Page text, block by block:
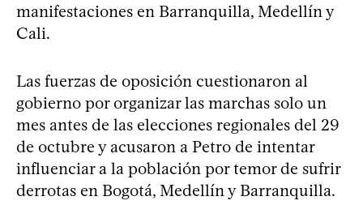
manifestaciones en Barranquilla, Medellín y
Cali.
Las fuerzas de oposición cuestionaron al
gobierno por organizar las marchas solo un
mes antes de las elecciones regionales del 29
de octubre y acusaron a Petro de intentar
influenciar a la población por temor de sufrir
derrotas en Bogotá, Medellín y Barranquilla.